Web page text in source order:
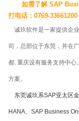
如需了解 SAP
打电话： 0769-
诚玖软件是一家提供企
司，总部位于东莞，并在
都. 重庆设有服务支持中
方案。
东莞诚玖系SAP亚太区
HANA、SAP Business